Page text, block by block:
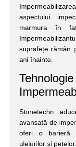
aspectului
marmura în
suprafețe rămân
ani înainte.
Stonetechn
avansată de
oferi o barieră
uleiurilor și